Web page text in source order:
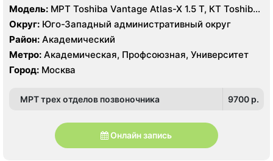
Модель: МРТ Toshiba Vantage Atlas-X 1.5 Т, КТ Toshiba
Aquilion 64 среза, УЗИ Toshiba Aplio 500, GE Vivid 7
Округ: Юго-Западный административный округ
Район: Академический
Метро: Академическая, Профсоюзная, Университет
Город: Москва
МРТ трех отделов позвоночника 9700 p.
Онлайн запись